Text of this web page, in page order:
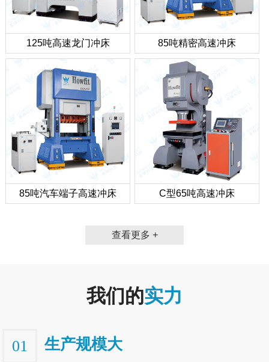
125吨高速龙门冲床 85吨精密高速冲床
85吨汽车端子高速冲床 C型65吨高速冲床
查看更多 +
我们的实力
01 生产规模大